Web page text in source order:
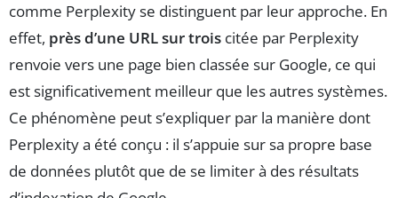
comme Perplexity se distinguent par leur approche. En
effet, près d’une URL sur trois citée par Perplexity
renvoie vers une page bien classée sur Google, ce qui
est significativement meilleur que les autres systèmes.
Ce phénomène peut s’expliquer par la manière dont
Perplexity a été conçu : il s’appuie sur sa propre base
de données plutôt que de se limiter à des résultats